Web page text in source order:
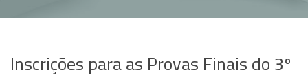
Inscrições para as Provas Finais do 3º